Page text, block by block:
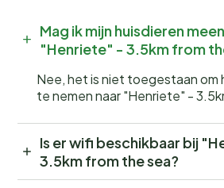
Mag ik mijn huisdieren
"Henriete" - 3.5km from
Nee, het is niet toegestaan om
te nemen naar "Henriete" -
Is er wifi beschikbaar bij
3.5km from the sea?